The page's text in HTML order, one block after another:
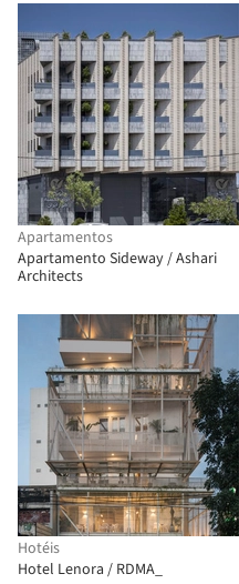
Apartamentos
Apartamento Sideway / Ashari
Architects
Hotéis
Hotel Lenora / RDMA_